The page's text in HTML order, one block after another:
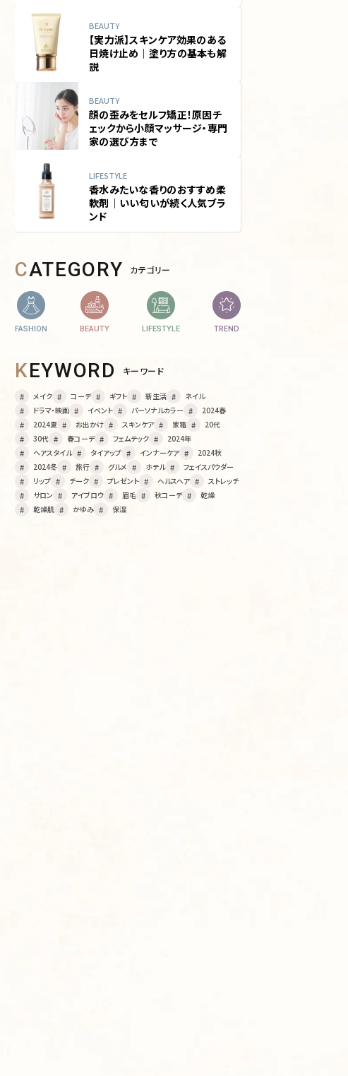
BEAUTY
【実力派】スキンケア効果のある
日焼け止め｜塗り方の基本も解
説
BEAUTY
顔の歪みをセルフ矯正！原因チ
ェックから小顔マッサージ・専門
家の選び方まで
LIFESTYLE
香水みたいな香りのおすすめ柔
軟剤｜いい匂いが続く人気ブラ
ンド
CATEGORY カテゴリー
FASHION BEAUTY LIFESTYLE TREND
KEYWORD キーワード
メイク コーデ ギフト 新生活
ネイル
ドラマ・映画
イベント パーソナルカラー
2024春
2024夏
お出かけ スキンケア 家電
20代
30代
春コーデ フェムテック
2024年
ヘアスタイル
タイアップ インナーケア
2024秋
2024冬
旅行 グルメ ホテル
フェイスパウダー
リップ
チーク プレゼント ヘルスヘア
ストレッチ
サロン
アイブロウ 眉毛 秋コーデ
乾燥
乾燥肌
かゆみ 保湿